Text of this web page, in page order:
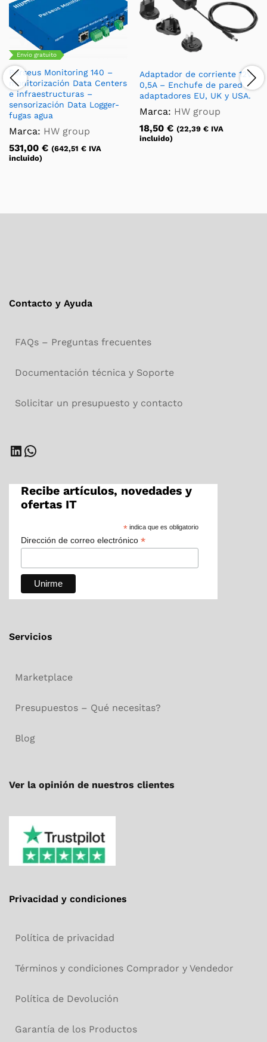
Envío gratuito
Perseus Monitoring 140 –
monitorización Data Centers
e infraestructuras –
sensorización Data Logger-
fugas agua
Marca: HW group
531,00 € (642,51 € IVA
incluido)
Adaptador de corriente 12V
0,5A – Enchufe de pared
adaptadores EU, UK y USA.
Marca: HW group
18,50 € (22,39 € IVA
incluido)
Contacto y Ayuda
FAQs – Preguntas frecuentes
Documentación técnica y Soporte
Solicitar un presupuesto y contacto
LinkedIn
WhatsApp
Recibe artículos, novedades y
ofertas IT
*indica que es obligatorio
Dirección de correo electrónico *
Servicios
Marketplace
Presupuestos – Qué necesitas?
Blog
Ver la opinión de nuestros clientes
Privacidad y condiciones
Política de privacidad
Términos y condiciones Comprador y Vendedor
Política de Devolución
Garantía de los Productos